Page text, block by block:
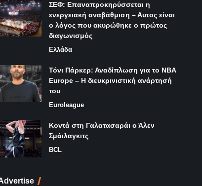
ΣΕΦ: Επαναπροκηρύσσεται η
ενεργειακή αναβάθμιση – Αυτος είναι
ο λόγος που ακυρώθηκε ο πρώτος
διαγωνισμός
Ελλάδα
Τόνι Πάρκερ: Αναδίπλωση για το NBA
Europe – Η διευκρινιστική ανάρτησή
του
Euroleague
Κοντά στη Γαλατασαράι ο Άλεν
Σμάιλαγκιτς
BCL